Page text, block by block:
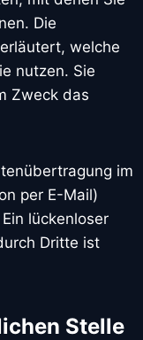
Die
welche
nutzen. Sie
Zweck das
im
per E-Mail)
lückenloser
Dritte ist
Stelle